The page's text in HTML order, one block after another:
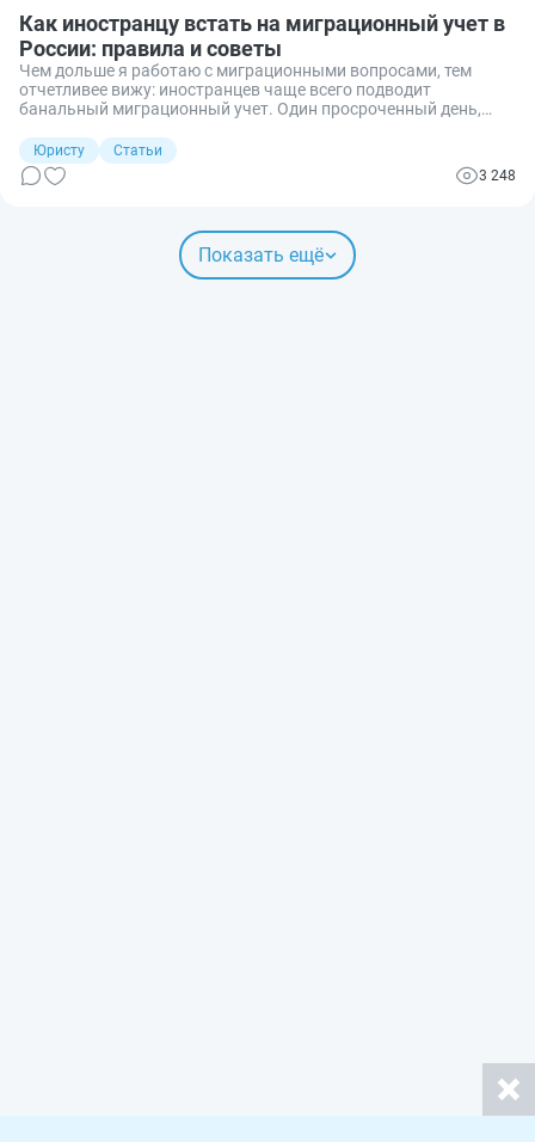
Как иностранцу встать на миграционный учет в
России: правила и советы
Чем дольше я работаю с миграционными вопросами, тем
отчетливее вижу: иностранцев чаще всего подводит
банальный миграционный учет. Один просроченный день,
бумажках, а о штрафах и риске выдворения. Поэтому сегодня
рассказываю о том, какие иностранцы обязаны вставать на
миграционный учет, чем отличается место пребывания от
Юристу
Статьи
3 248
Показать ещё